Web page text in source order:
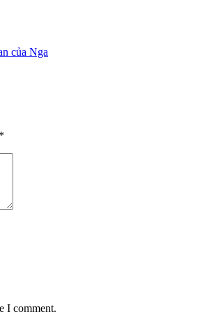
của Nga
I comment.